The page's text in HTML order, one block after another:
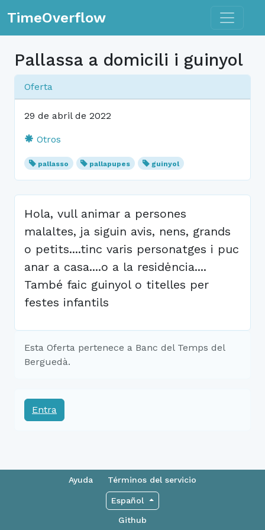
TimeOverflow Toggle
Pallassa a domicili i guinyol
Oferta
29 de abril de 2022
Otros
pallasso pallapupes guinyol
Hola, vull animar a persones
malaltes, ja siguin avis, nens, grands
o petits....tinc varis personatges i puc
anar a casa....o a la residėncia....
També faic guinyol o titelles per
festes infantils
Esta Oferta pertenece a Banc del Temps del
Berguedà.
Entra
Ayuda Términos del servicio
Español
Github